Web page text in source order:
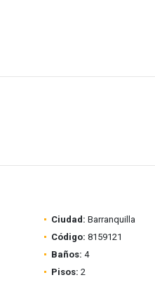
Ciudad: Barranquilla
Código: 8159121
Baños: 4
Pisos: 2